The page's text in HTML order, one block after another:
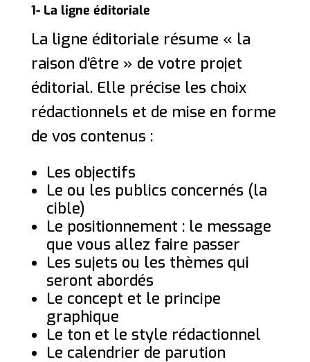
1- La ligne éditoriale
La ligne éditoriale résume « la
raison d’être » de votre projet
éditorial. Elle précise les choix
rédactionnels et de mise en forme
de vos contenus :
Les objectifs
Le ou les publics concernés (la
cible)
Le positionnement : le message
que vous allez faire passer
Les sujets ou les thèmes qui
seront abordés
Le concept et le principe
graphique
Le ton et le style rédactionnel
Le calendrier de parution